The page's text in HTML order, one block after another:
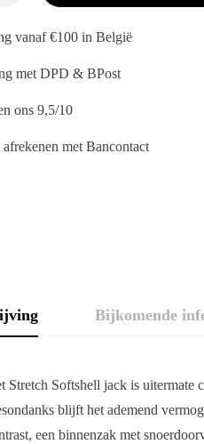
vanaf €100 in België
met DPD & BPost
ons 9,5/10
met Bancontact
Bijkomende
Stretch Softshell jack is uitermate
blijft het ademend
een binnenzak met